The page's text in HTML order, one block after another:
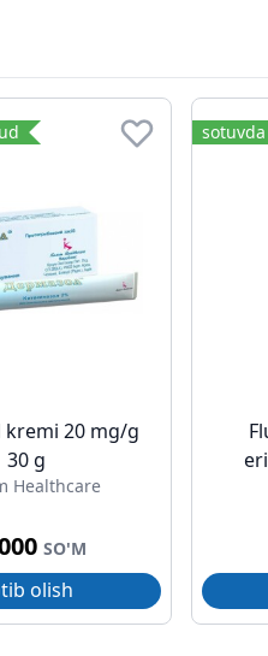
kremi 20 mg/g
30 g
Healthcare
SO'M
olish